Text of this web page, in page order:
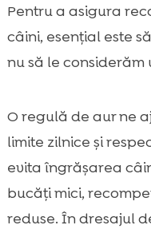
Pentru a asigura
câini, esențial este
nu să le considerăm
O regulă de aur ne
limite zilnice și
evita îngrășarea
bucăți mici,
reduse. În dresajul